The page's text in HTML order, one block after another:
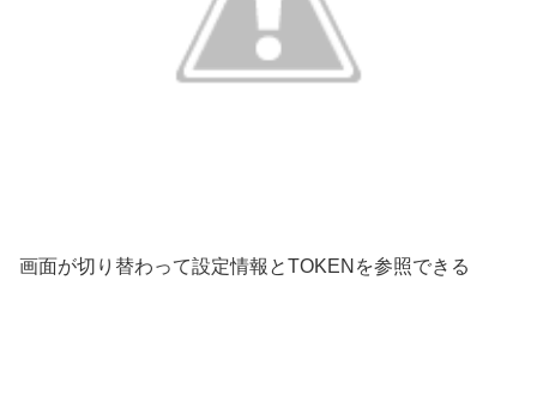
画面が切り替わって設定情報とTOKENを参照できる